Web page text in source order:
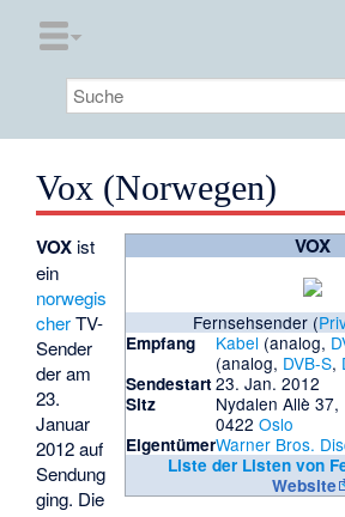
Vox (Norwegen)
VOX
Fernsehsender (
Empfang Kabel (analog,
(analog, DVB-S,
Sendestart23. Jan. 2012
Sitz
Nydalen Allè 37,
0422 Oslo
EigentümerWarner Bros.
Liste der Listen von
Website
VOX ist
ein
norwegis
cherTV-
Sender
der am
23.
Januar
2012 auf
Sendung
ging. Die